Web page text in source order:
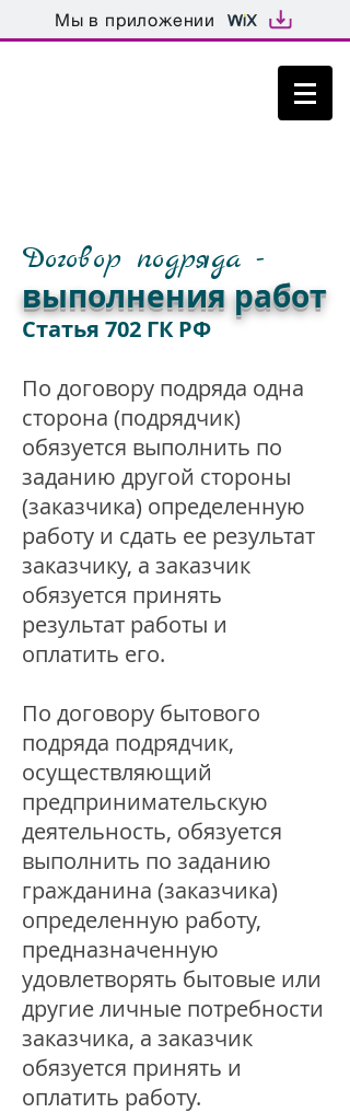
Мы в приложении
Договор подряда -
выполнения работ
Статья 702 ГК РФ
По договору подряда одна
сторона (подрядчик)
обязуется выполнить по
заданию другой стороны
(заказчика) определенную
работу и сдать ее результат
заказчику, а заказчик
обязуется принять
результат работы и
оплатить его.
По договору бытового
подряда подрядчик,
осуществляющий
предпринимательскую
деятельность, обязуется
выполнить по заданию
гражданина (заказчика)
определенную работу,
предназначенную
удовлетворять бытовые или
другие личные потребности
заказчика, а заказчик
обязуется принять и
оплатить работу.